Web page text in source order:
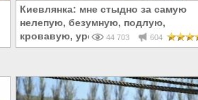
Киевлянка: мне стыдно за самую
нелепую, безумную, подлую,
кровавую, уродливую революцию
44 703 604